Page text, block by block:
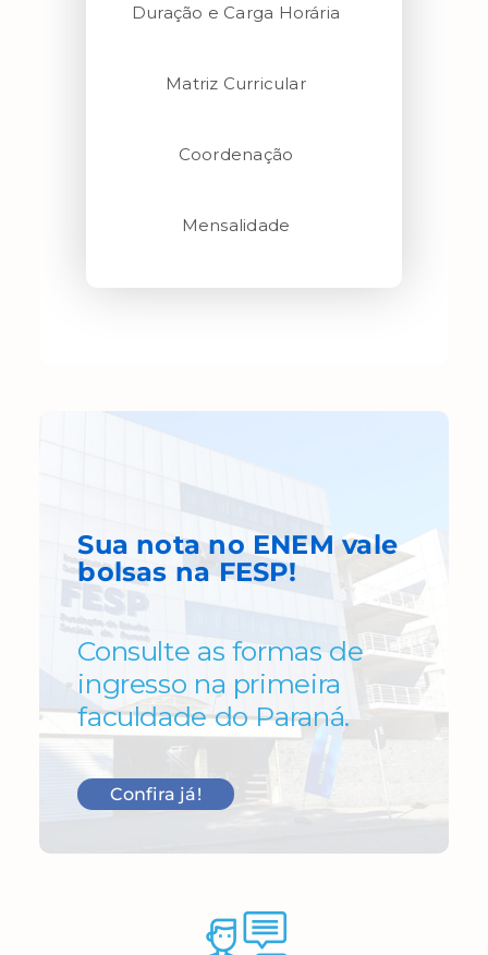
Duração e Carga Horária
Matriz Curricular
Coordenação
Mensalidade
Sua nota no ENEMvale
bolsas na FESP!
Consulte as formas de
ingresso na primeira
faculdade do Paraná.
Confira já!